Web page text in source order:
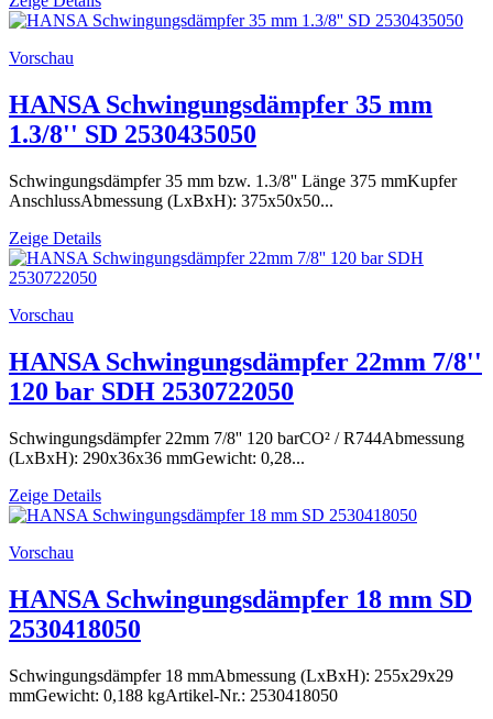
Vorschau
HANSA Schwingungsdämpfer 35 mm
1.3/8'' SD 2530435050
Schwingungsdämpfer 35 mm bzw. 1.3/8'' Länge 375 mmKupfer
AnschlussAbmessung (LxBxH): 375x50x50...
Zeige Details
Vorschau
HANSA Schwingungsdämpfer 22mm 7/8''
120 bar SDH 2530722050
Schwingungsdämpfer 22mm 7/8'' 120 barCO² / R744Abmessung
(LxBxH): 290x36x36 mmGewicht: 0,28...
Zeige Details
Vorschau
HANSA Schwingungsdämpfer 18 mm SD
2530418050
Schwingungsdämpfer 18 mmAbmessung (LxBxH): 255x29x29
mmGewicht: 0,188 kgArtikel-Nr.: 2530418050